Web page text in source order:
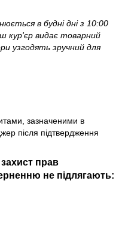
в будні дні з 10:00
кур'єр видає товарний
узгодять зручний для
зазначеними в
після підтвердження
прав
не підлягають: